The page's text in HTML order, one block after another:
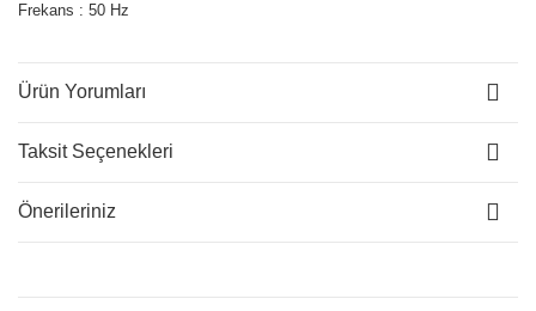
Frekans : 50 Hz
Ürün Yorumları
Taksit Seçenekleri
Önerileriniz